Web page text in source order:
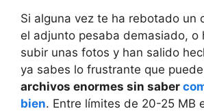
Si alguna vez te ha rebotado un
el adjunto pesaba demasiado, o
subir unas fotos y han salido
ya sabes lo frustrante que
archivos enormes sin saber
bien. Entre límites de 20-25 MB